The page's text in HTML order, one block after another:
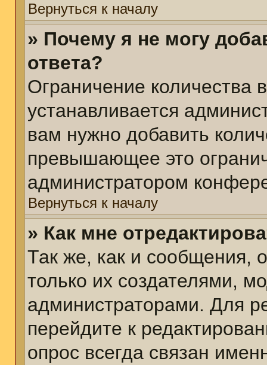
Вернуться к началу
» Почему я не могу
ответа?
Ограничение количества
устанавливается
вам нужно добавить
превышающее это
администратором
Вернуться к началу
» Как мне
Так же, как и сообщения,
только их создателями,
администраторами. Для
перейдите к
опрос всегда связан